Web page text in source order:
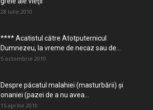
28 iulie 2010
**** Acatistul către Atotputernicul
Dumnezeu, la vreme de necaz sau de...
5 octombrie 2010
Despre păcatul malahiei (masturbării) şi
onaniei (pazei de a nu avea...
15 aprilie 2010